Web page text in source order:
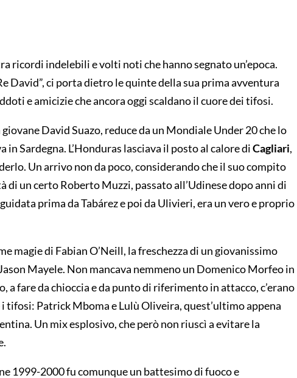
ricordi indelebili e volti noti che hanno segnato un’epoca.
David”, ci porta dietro le quinte della sua prima avventura
e amicizie che ancora oggi scaldano il cuore dei tifosi.
David Suazo, reduce da un Mondiale Under 20 che lo
in Sardegna. L’Honduras lasciava il posto al calore diCagliari,
Un arrivo non da poco, considerando che il suo compito
di un certo Roberto Muzzi, passato all’Udinese dopo anni di
prima da Tabárez e poi da Ulivieri, era un vero e proprio
magie di Fabian O’Neill, la freschezza di un giovanissimo
Mayele. Non mancava nemmeno un Domenico Morfeo in
fare da chioccia e da punto di riferimento in attacco, c’erano
tifosi: Patrick Mboma e Lulù Oliveira, quest’ultimo appena
Un mix esplosivo, che però non riuscì a evitare la
1999-2000 fu comunque un battesimo di fuoco e